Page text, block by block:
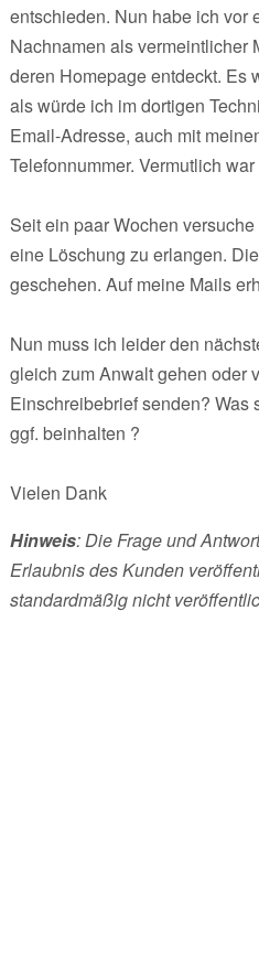
entschieden. Nun habe ich vor
Nachnamen als vermeintlicher
deren Homepage entdeckt. Es
als würde ich im dortigen
Email-Adresse, auch mit
Telefonnummer. Vermutlich
Seit ein paar Wochen
eine Löschung zu erlangen.
geschehen. Auf meine Mails
Nun muss ich leider den
gleich zum Anwalt gehen oder
Einschreibebrief senden? Was
ggf. beinhalten ?
Vielen Dank
Hinweis: Die Frage und
Erlaubnis des Kunden
standardmäßig nicht